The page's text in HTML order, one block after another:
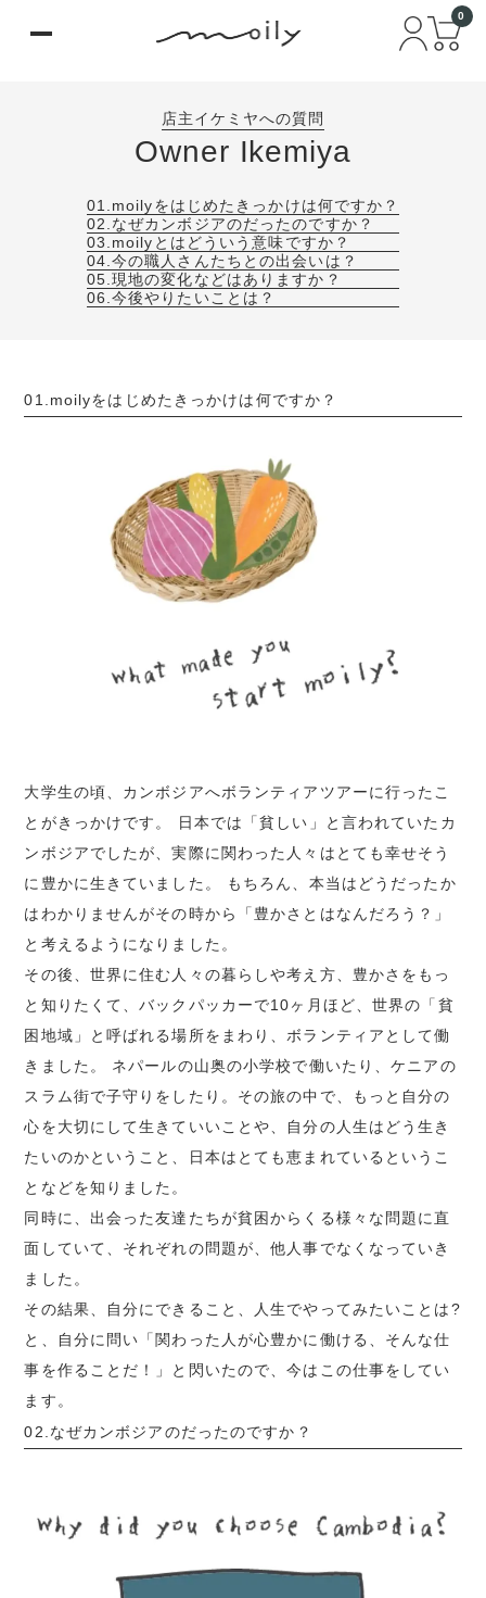
0
店主イケミヤへの質問
Owner Ikemiya
01.moilyをはじめたきっかけは何ですか？
02.なぜカンボジアのだったのですか？
03.moilyとはどういう意味ですか？
04.今の職人さんたちとの出会いは？
05.現地の変化などはありますか？
06.今後やりたいことは？
01.moilyをはじめたきっかけは何ですか？
大学生の頃、カンボジアへボランティアツアーに行ったこ
とがきっかけです。 日本では「貧しい」と言われていたカ
ンボジアでしたが、実際に関わった人々はとても幸せそう
に豊かに生きていました。 もちろん、本当はどうだったか
はわかりませんがその時から「豊かさとはなんだろう？」
と考えるようになりました。
その後、世界に住む人々の暮らしや考え方、豊かさをもっ
と知りたくて、バックパッカーで10ヶ月ほど、世界の「貧
困地域」と呼ばれる場所をまわり、ボランティアとして働
きました。 ネパールの山奥の小学校で働いたり、ケニアの
スラム街で子守りをしたり。その旅の中で、もっと自分の
心を大切にして生きていいことや、自分の人生はどう生き
たいのかということ、日本はとても恵まれているというこ
となどを知りました。
同時に、出会った友達たちが貧困からくる様々な問題に直
面していて、それぞれの問題が、他人事でなくなっていき
ました。
その結果、自分にできること、人生でやってみたいことは?
と、自分に問い「関わった人が心豊かに働ける、そんな仕
事を作ることだ！」と閃いたので、今はこの仕事をしてい
ます。
02.なぜカンボジアのだったのですか？